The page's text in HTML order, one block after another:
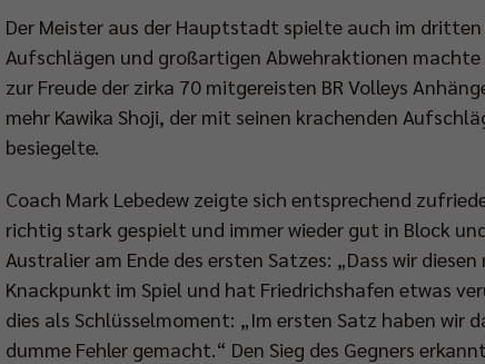
Der Meister aus der Hauptstadt spielte auch im
Aufschlägen und großartigen Abwehraktionen
zur Freude der zirka 70 mitgereisten BR Volleys
mehr Kawika Shoji, der mit seinen krachenden
besiegelte.
Coach Mark Lebedew zeigte sich entsprechend
richtig stark gespielt und immer wieder gut in Block
Australier am Ende des ersten Satzes: „Dass wir
Knackpunkt im Spiel und hat Friedrichshafen etwas
dies als Schlüsselmoment: „Im ersten Satz haben wir
dumme Fehler gemacht.“ Den Sieg des Gegners